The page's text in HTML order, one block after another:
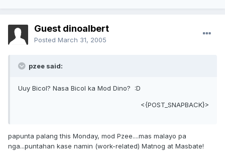
Guest dinoalbert
Posted March 31, 2005
pzee said:
Uuy Bicol? Nasa Bicol ka Mod Dino? :D
<{POST_SNAPBACK}>
papunta palang this Monday, mod Pzee....mas malayo pa
nga...puntahan kase namin (work-related) Matnog at Masbate!